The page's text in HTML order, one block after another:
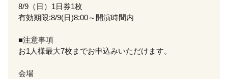
8/9（日）1日券1枚
有効期限:8/9(日)8:00～開演時間内
■注意事項
お1人様最大7枚までお申込みいただけます。
会場